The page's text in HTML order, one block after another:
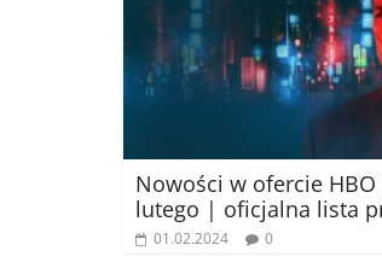
Nowości w ofercie
lutego | oficjalna lista
01.02.2024 0